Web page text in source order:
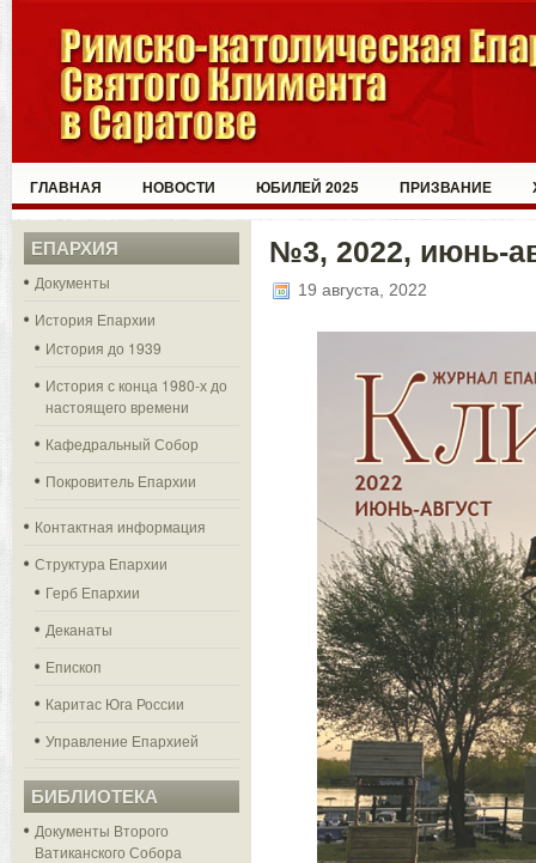
ГЛАВНАЯ НОВОСТИ ЮБИЛЕЙ 2025 ПРИЗВАНИЕ
ЕПАРХИЯ
Документы
История Епархии
История до 1939
История с конца 1980-х до
настоящего времени
Кафедральный Собор
Покровитель Епархии
Контактная информация
Структура Епархии
Герб Епархии
Деканаты
Епископ
Каритас Юга России
Управление Епархией
БИБЛИОТЕКА
Документы Второго
Ватиканского Собора
№3, 2022, июнь-
19 августа, 2022